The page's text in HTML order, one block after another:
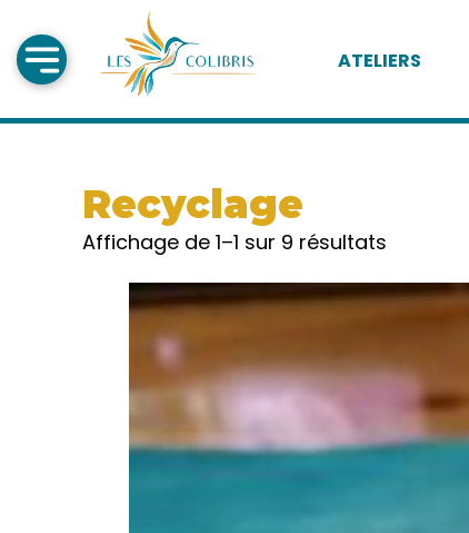
ATELIERS
Recyclage
Affichage de 1–1 sur 9 résultats